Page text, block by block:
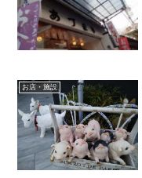
お店・施設